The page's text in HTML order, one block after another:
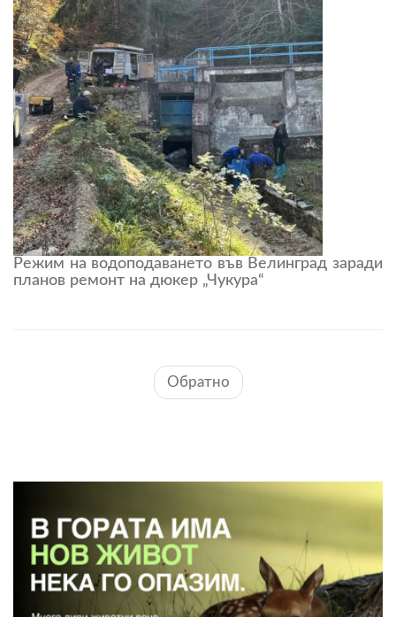
Режим на водоподаването във Велинград заради
планов ремонт на дюкер „Чукура“
Обратно